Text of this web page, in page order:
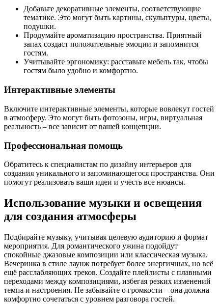
Добавьте декоративные элементы, соответствующие
тематике. Это могут быть картины, скульптуры, цветы,
подушки.
Продумайте ароматизацию пространства. Приятный
запах создаст положительные эмоции и запомнится
гостям.
Учитывайте эргономику: расставьте мебель так, чтобы
гостям было удобно и комфортно.
Интерактивные элементы
Включите интерактивные элементы, которые вовлекут гостей
в атмосферу. Это могут быть фотозоны, игры, виртуальная
реальность – все зависит от вашей концепции.
Профессиональная помощь
Обратитесь к специалистам по дизайну интерьеров для
создания уникального и запоминающегося пространства. Они
помогут реализовать ваши идеи и учесть все нюансы.
Использование музыки и освещения
для создания атмосферы
Подбирайте музыку, учитывая целевую аудиторию и формат
мероприятия. Для романтического ужина подойдут
спокойные джазовые композиции или классическая музыка.
Вечеринка в стиле лаунж потребует более энергичных, но всё
ещё расслабляющих треков. Создайте плейлисты с плавными
переходами между композициями, избегая резких изменений
темпа и настроения. Не забывайте о громкости – она должна
комфортно сочетаться с уровнем разговора гостей.